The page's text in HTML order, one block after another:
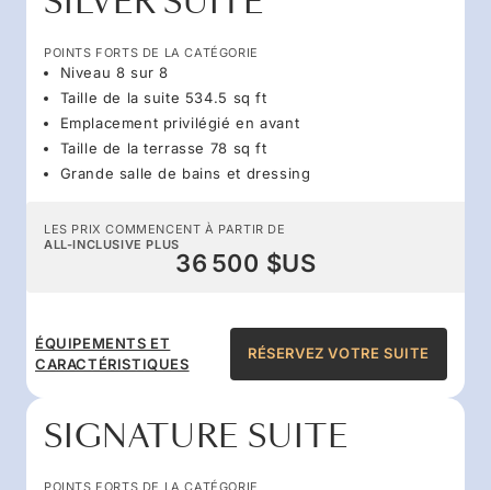
POINTS FORTS DE LA CATÉGORIE
Niveau 8 sur 8
Taille de la suite 534.5 sq ft
Emplacement privilégié en avant
Taille de la terrasse 78 sq ft
Grande salle de bains et dressing
LES PRIX COMMENCENT À PARTIR DE
ALL-INCLUSIVE PLUS
36 500 $US
ÉQUIPEMENTS ET
CARACTÉRISTIQUES
RÉSERVEZ VOTRE SUITE
SIGNATURE SUITE
POINTS FORTS DE LA CATÉGORIE